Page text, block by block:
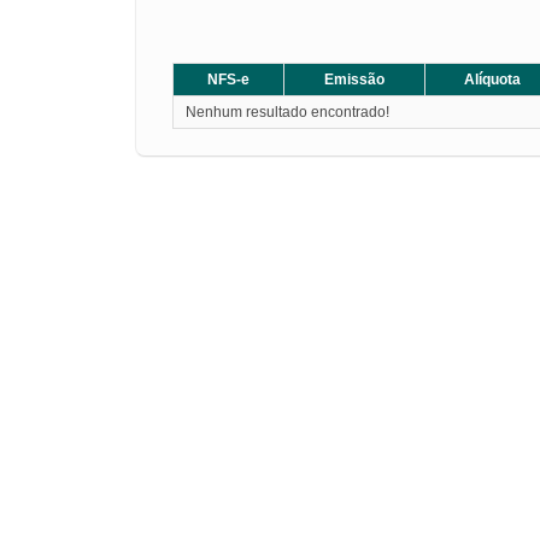
NFS-e Emissão Alíquota
Nenhum resultado encontrado!